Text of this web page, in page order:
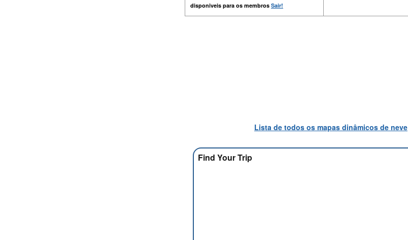
disponiveis para os membros Sair!
Lista de todos os mapas dinâmicos de neve
Find Your Trip